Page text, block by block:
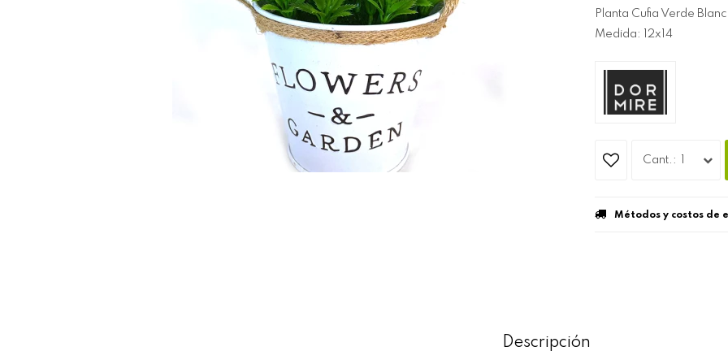
Planta Cufia Verde
Medida: 12x14
Métodos y costos de
Descripción